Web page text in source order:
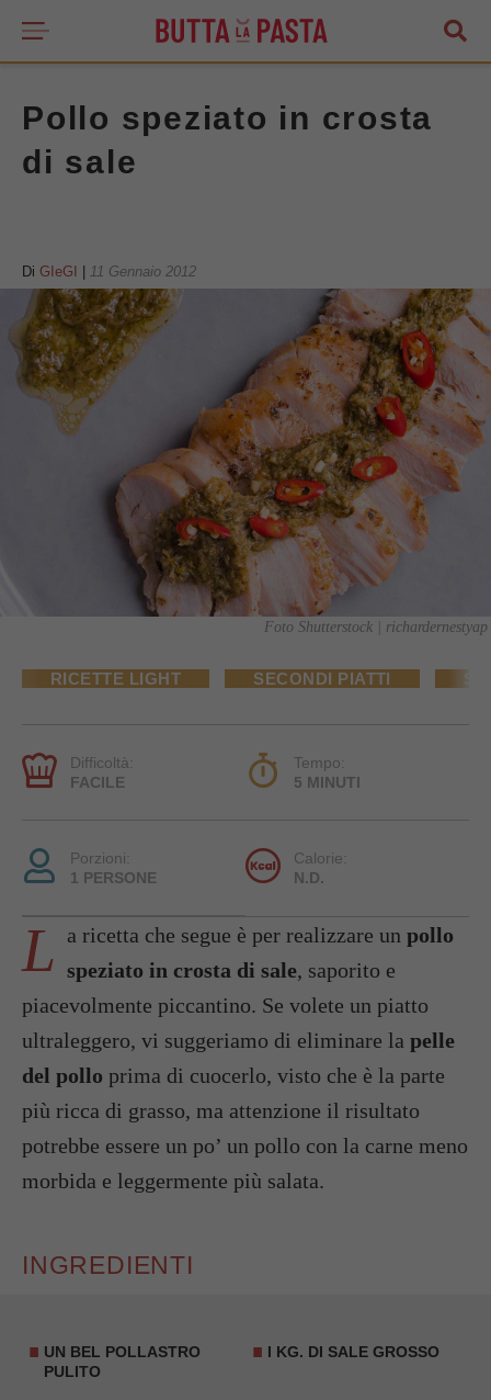
Pollo speziato in crosta
di sale
Di GIeGI 11 Gennaio 2012
Foto Shutterstock | richardernestyap
RICETTE LIGHT SECONDI PIATTI
Difficoltà:
FACILE
Tempo:
5 MINUTI
Porzioni:
1 PERSONE
Calorie:
N.D.
L a ricetta che segue è per realizzare un pollo
speziato in crosta di sale, saporito e
piacevolmente piccantino. Se volete un piatto
ultraleggero, vi suggeriamo di eliminare la pelle
del pollo prima di cuocerlo, visto che è la parte
più ricca di grasso, ma attenzione il risultato
potrebbe essere un po’ un pollo con la carne meno
morbida e leggermente più salata.
INGREDIENTI
UN BEL POLLASTRO
PULITO
I KG. DI SALE GROSSO